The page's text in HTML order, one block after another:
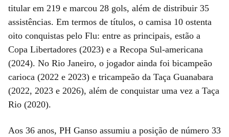
titular em 219 e marcou 28 gols, além de distribuir 35
assistências. Em termos de títulos, o camisa 10 ostenta
oito conquistas pelo Flu: entre as principais, estão a
Copa Libertadores (2023) e a Recopa Sul-americana
(2024). No Rio Janeiro, o jogador ainda foi bicampeão
carioca (2022 e 2023) e tricampeão da Taça Guanabara
(2022, 2023 e 2026), além de conquistar uma vez a Taça
Rio (2020).
Aos 36 anos, PH Ganso assumiu a posição de número 33